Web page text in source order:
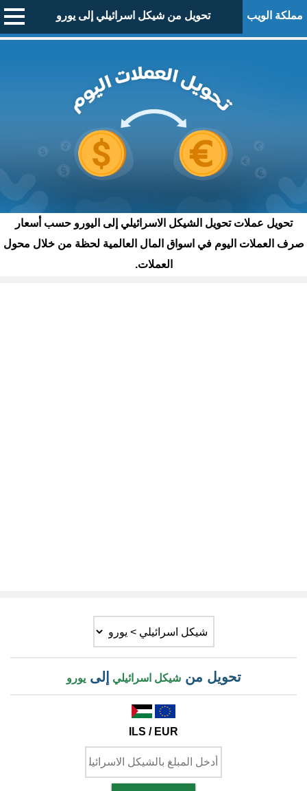
مملكة الويب تحويل من شيكل اسرائيلي إلى يورو
تحويل عملات تحويل الشيكل الاسرائيلي إلى اليورو حسب أسعار
صرف العملات اليوم في اسواق المال العالمية لحظة من خلال محول
العملات.
تحويل منشيكل اسرائيلي إلىيورو
ILS / EUR